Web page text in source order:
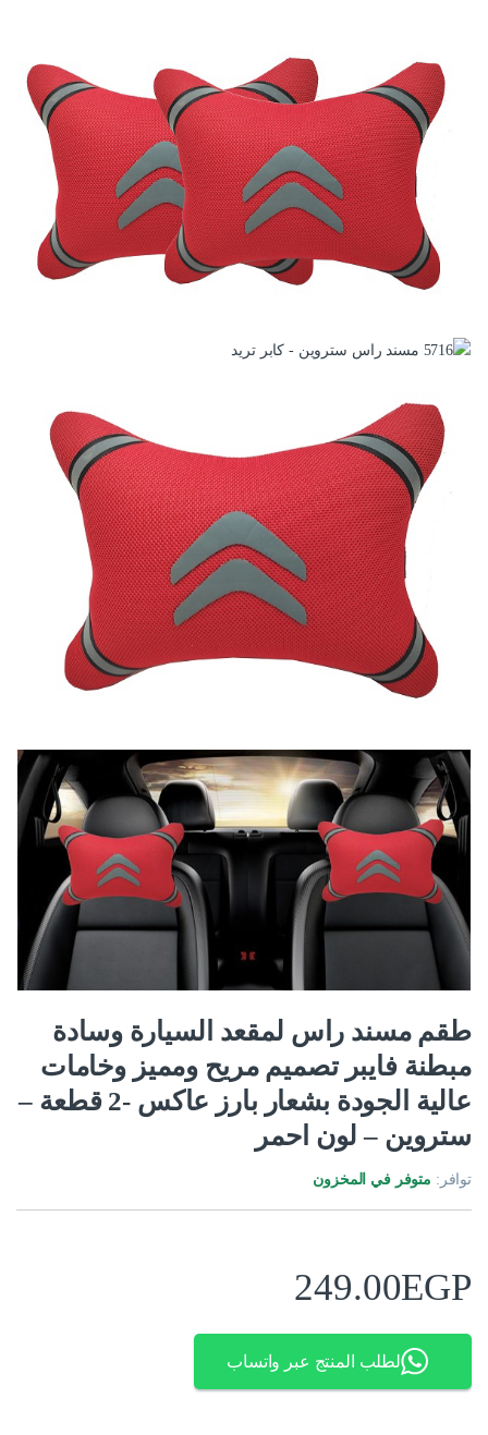
طقم مسند راس لمقعد السيارة وسادة
مبطنة فايبر تصميم مريح ومميز وخامات
عالية الجودة بشعار بارز عاكس -2 قطعة –
ستروين – لون احمر
توافر: متوفر في المخزون
249.00EGP
لطلب المنتج عبر واتساب